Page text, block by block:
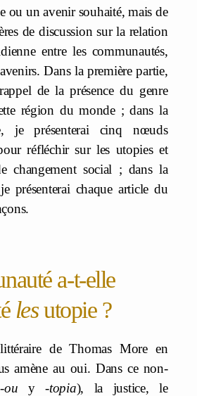
ou un avenir souhaité, mais de
de discussion sur la relation
entre les communautés,
Dans la première partie,
de la présence du genre
région du monde ; dans la
je présenterai cinq nœuds
réfléchir sur les utopies et
changement social ; dans la
présenterai chaque article du
a-t-elle
lesutopie ?
de Thomas More en
amène au oui. Dans ce non-
ou y -topia), la justice, le